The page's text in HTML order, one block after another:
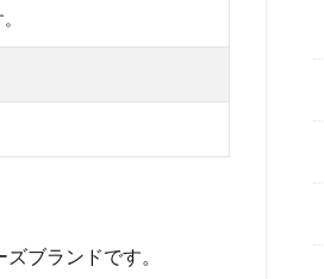
ブランドです。